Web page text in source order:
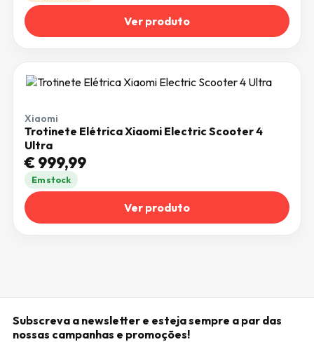
Ver produto
Xiaomi
Trotinete Elétrica Xiaomi Electric Scooter 4
Ultra
€999,99
Em stock
Ver produto
Subscreva a newsletter e esteja sempre a par das
nossas campanhas e promoções!